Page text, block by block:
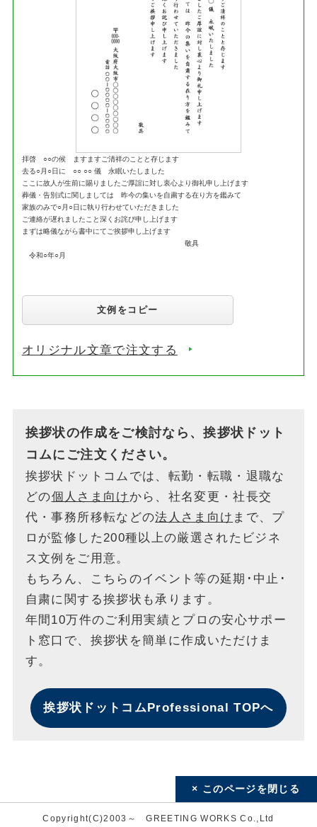
拝啓 ○○の候 ますますご清祥のことと存じます
去る○月○日に ○○ ○○ 儀 永眠いたしました
ここに故人が生前に賜りましたご厚誼に対し衷心より御礼申し上げます
葬儀・告別式に関しましては 昨今の集いを自粛する在り方を鑑みて
家族のみで○月○日に執り行わせていただきました
ご連絡が遅れましたこと深くお詫び申し上げます
まずは略儀ながら書中にてご挨拶申し上げます
敬具
令和○年○月
文例をコピー
オリジナル文章で注文する
挨拶状の作成をご検討なら、挨拶状ドット
コムにご注文ください。
挨拶状ドットコムでは、転勤・転職・退職な
どの個人さま向け から、社名変更・社長交
代・事務所移転などの法人さま向け まで、プ
ロが監修した200種以上の厳選されたビジネ
ス文例をご用意。
もちろん、こちらのイベント等の延期･中止･
自粛に関する挨拶状も承ります。
年間10万件のご利用実績とプロの安心サポー
ト窓口で、挨拶状を簡単に作成いただけま
す。
挨拶状ドットコムProfessional TOPへ
× このページを閉じる
Copyright(C)2003～ GREETING WORKS Co.,Ltd